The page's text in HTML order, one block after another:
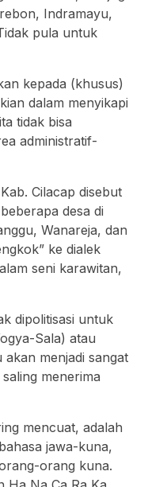
Indramayu,
pula untuk
kepada (khusus)
dalam menyikapi
tidak bisa
administratif-
Cilacap disebut
desa di
Wanareja, dan
ke dialek
seni karawitan,
dipolitisasi untuk
Sala) atau
akan menjadi sangat
menerima
mencuat, adalah
jawa-kuna,
orang kuna.